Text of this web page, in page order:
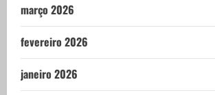
março 2026
fevereiro 2026
janeiro 2026